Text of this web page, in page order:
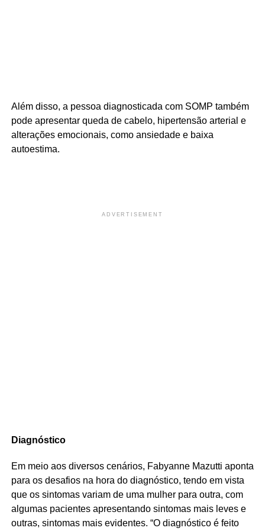
Além disso, a pessoa diagnosticada com SOMP também
pode apresentar queda de cabelo, hipertensão arterial e
alterações emocionais, como ansiedade e baixa
autoestima.
ADVERTISEMENT
Diagnóstico
Em meio aos diversos cenários, Fabyanne Mazutti aponta
para os desafios na hora do diagnóstico, tendo em vista
que os sintomas variam de uma mulher para outra, com
algumas pacientes apresentando sintomas mais leves e
outras, sintomas mais evidentes. “O diagnóstico é feito